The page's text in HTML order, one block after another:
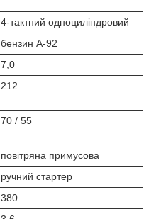
4-тактний одноциліндровий
бензин А-92
7,0
212
70 / 55
повітряна примусова
ручний стартер
380